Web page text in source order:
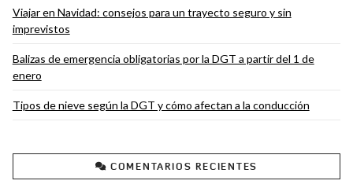
Viajar en Navidad: consejos para un trayecto seguro y sin
imprevistos
Balizas de emergencia obligatorias por la DGT a partir del 1 de
enero
Tipos de nieve según la DGT y cómo afectan a la conducción
COMENTARIOS RECIENTES